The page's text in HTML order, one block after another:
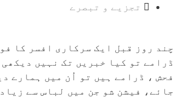
تجزیے و تبصرے
چند روز قبل ایک سرکاری افسر کا
ڈرامے تو کیا خبریں تک نہیں
فحش ، ڈرامے ہیں تو اُن میں ہمارے
جائے، فیشن شو جن میں لباس سے